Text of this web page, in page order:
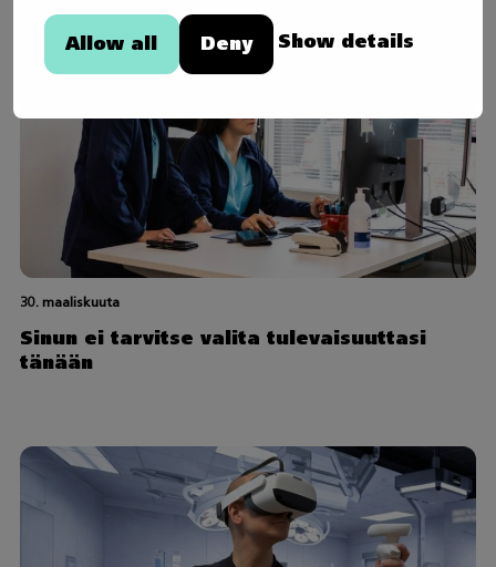
Allow all Deny Show details
30. maaliskuuta
Sinun ei tarvitse valita tulevaisuuttasi
tänään